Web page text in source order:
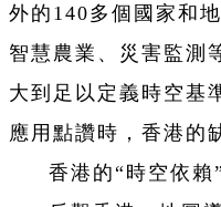
外的140多個國家和
智慧農業、災害監測
大到足以定義時空基
應用點讚時，香港的
香港的“時空依賴